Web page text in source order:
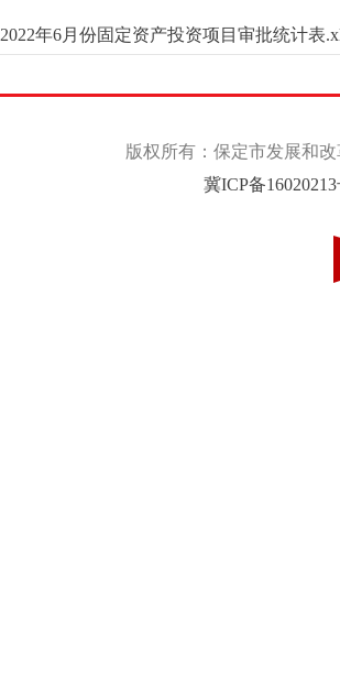
2022年6月份固定资产投资项目审批统计表
版权所有：保定市发展和
冀ICP备